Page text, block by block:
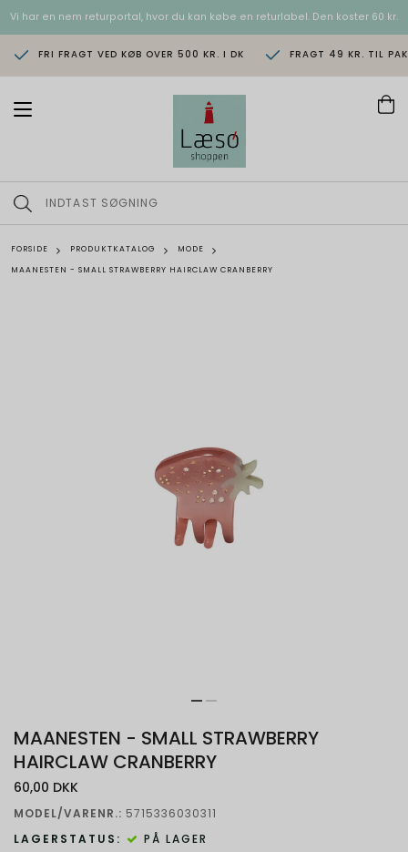
Vi har en nem returportal, hvor du kan købe en returlabel. Den koster 60 kr.
FRI FRAGT VED KØB OVER 500 KR. I DK FRAGT 49 KR. TIL
T
n
a
i
g
FORSIDE PRODUKTKATALOG
MODE
MAANESTEN - SMALL STRAWBERRY HAIRCLAW CRANBERRY
MAANESTEN - SMALL STRAWBERRY
HAIRCLAW CRANBERRY
60,00 DKK
MODEL/VARENR.: 5715336030311
LAGERSTATUS:
PÅ LAGER